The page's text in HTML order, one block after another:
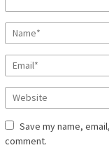
Save my name,
comment.